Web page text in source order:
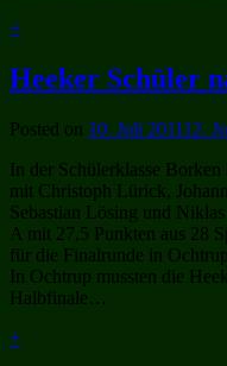
+
Heeker Schüler
Posted on 10. Juli 201112.
In der Schülerklasse
mit Christoph Lürick,
Sebastian Lösing und
A mit 27,5 Punkten aus 28
für die Finalrunde in
In Ochtrup mussten die
Halbfinale…
+